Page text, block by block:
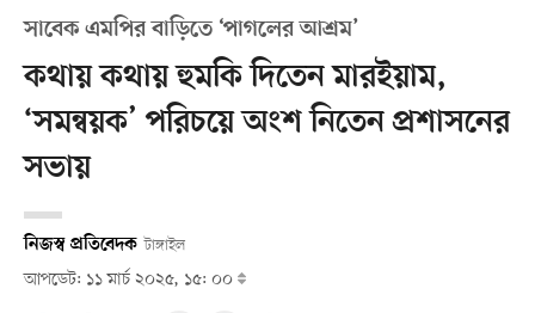
সাবেক এমপির বাড়িতে ‘পাগলের আশ্রম’
কথায় কথায় হুমকি দিতেন মারইয়াম,
‘সমন্বয়ক’ পরিচয়ে অংশ নিতেন প্রশাসনের
সভায়
নিজস্ব প্রতিবেদক টাঙ্গাইল
আপডেট: ১১ মার্চ ২০২৫, ১৫: ০০